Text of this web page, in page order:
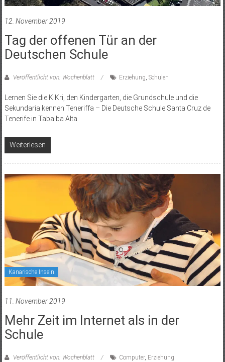
12. November 2019
Tag der offenen Tür an der
Deutschen Schule
Veröffentlicht von: Wochenblatt Erziehung, Schulen
Lernen Sie die KiKri, den Kindergarten, die Grundschule und die
Sekundaria kennen Teneriffa – Die Deutsche Schule Santa Cruz de
Tenerife in Tabaiba Alta
Weiterlesen
Kanarische Inseln
11. November 2019
Mehr Zeit im Internet als in der
Schule
Veröffentlicht von: Wochenblatt Computer, Erziehung